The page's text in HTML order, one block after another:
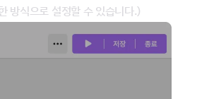
방식으로 설정할 수 있습니다.)